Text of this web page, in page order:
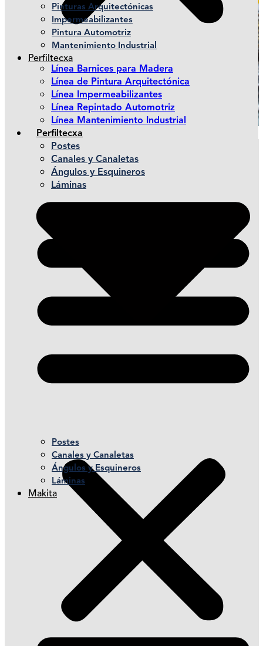
Línea Barnices para Madera
Línea de Pintura Arquitectónica
Línea Impermeabilizantes
Línea Repintado Automotriz
Línea Mantenimiento Industrial
Perfiltecxa
Postes
Canales y Canaletas
Ángulos y Esquineros
Láminas
Pinturas Arquitectónicas
Impermeabilizantes
Pintura Automotriz
Mantenimiento Industrial
Perfiltecxa
Postes
Canales y Canaletas
Ángulos y Esquineros
Láminas
Makita